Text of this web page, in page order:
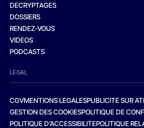
DECRYPTAGES
DOSSIERS
RENDEZ-VOUS
VIDEOS
PODCASTS
LEGAL
CGVMENTIONS LEGALESPUBLICITE SUR
GESTION DES COOKIESPOLITIQUE DE
POLITIQUE D’ACCESSIBILITEPOLITIQUE